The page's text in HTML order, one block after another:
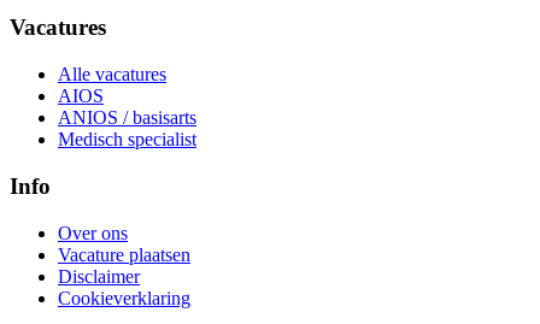
Vacatures
Alle vacatures
AIOS
ANIOS / basisarts
Medisch specialist
Info
Over ons
Vacature plaatsen
Disclaimer
Cookieverklaring